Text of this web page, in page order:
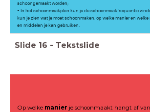
schoongemaakt worden;
• In het schoonmaakplan kun je de schoonmaakfrequentie
kun je zien wat je moet schoonmaken, op welke manier en welke
en middelen je kan gebruiken.
Slide 16 - Tekstslide
Op welke manier je schoonmaakt hangt af